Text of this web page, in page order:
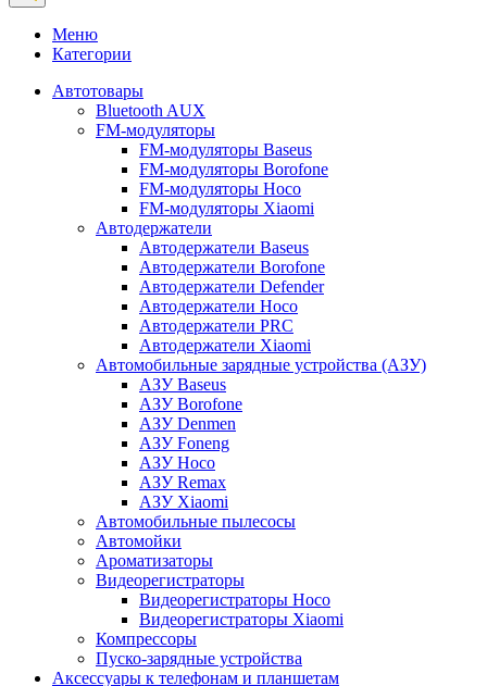
Меню
Категории
Автотовары
Bluetooth AUX
FM-модуляторы
FM-модуляторы Baseus
FM-модуляторы Borofone
FM-модуляторы Hoco
FM-модуляторы Xiaomi
Автодержатели
Автодержатели Baseus
Автодержатели Borofone
Автодержатели Defender
Автодержатели Hoco
Автодержатели PRC
Автодержатели Xiaomi
Автомобильные зарядные устройства (АЗУ)
АЗУ Baseus
АЗУ Borofone
АЗУ Denmen
АЗУ Foneng
АЗУ Hoco
АЗУ Remax
АЗУ Xiaomi
Автомобильные пылесосы
Автомойки
Ароматизаторы
Видеорегистраторы
Видеорегистраторы Hoco
Видеорегистраторы Xiaomi
Компрессоры
Пуско-зарядные устройства
Аксессуары к телефонам и планшетам